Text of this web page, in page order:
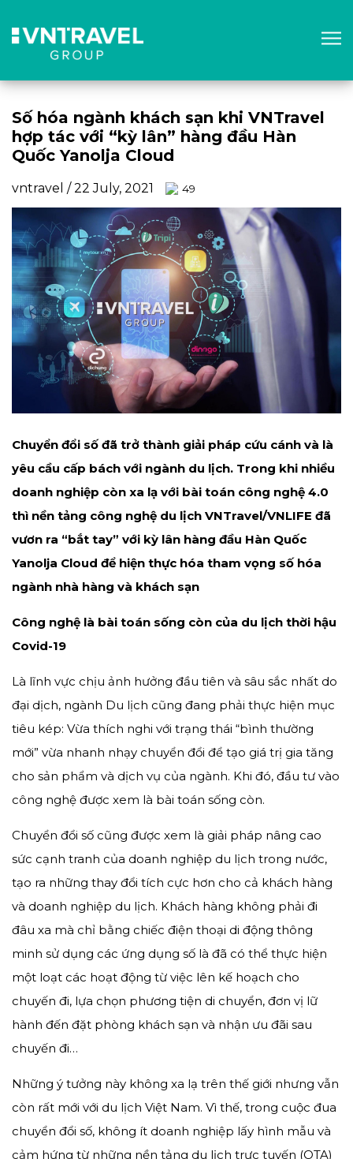
Số hóa ngành khách sạn khi VNTravel
hợp tác với “kỳ lân” hàng đầu Hàn
Quốc Yanolja Cloud
vntravel / 22 July, 2021 49
Chuyển đổi số đã trở thành giải pháp cứu cánh và là
yêu cầu cấp bách với ngành du lịch. Trong khi nhiều
doanh nghiệp còn xa lạ với bài toán công nghệ 4.0
thì nền tảng công nghệ du lịch VNTravel/VNLIFE đã
vươn ra “bắt tay” với kỳ lân hàng đầu Hàn Quốc
Yanolja Cloud để hiện thực hóa tham vọng số hóa
ngành nhà hàng và khách sạn
Công nghệ là bài toán sống còn của du lịch thời hậu
Covid-19
Là lĩnh vực chịu ảnh hưởng đầu tiên và sâu sắc nhất do
đại dịch, ngành Du lịch cũng đang phải thực hiện mục
tiêu kép: Vừa thích nghi với trạng thái “bình thường
mới” vừa nhanh nhạy chuyển đổi để tạo giá trị gia tăng
cho sản phẩm và dịch vụ của ngành. Khi đó, đầu tư vào
công nghệ được xem là bài toán sống còn.
Chuyển đổi số cũng được xem là giải pháp nâng cao
sức cạnh tranh của doanh nghiệp du lịch trong nước,
tạo ra những thay đổi tích cực hơn cho cả khách hàng
và doanh nghiệp du lịch. Khách hàng không phải đi
đâu xa mà chỉ bằng chiếc điện thoại di động thông
minh sử dụng các ứng dụng số là đã có thể thực hiện
một loạt các hoạt động từ việc lên kế hoạch cho
chuyến đi, lựa chọn phương tiện di chuyển, đơn vị lữ
hành đến đặt phòng khách sạn và nhận ưu đãi sau
chuyến đi…
Những ý tưởng này không xa lạ trên thế giới nhưng vẫn
còn rất mới với du lịch Việt Nam. Vì thế, trong cuộc đua
chuyển đổi số, không ít doanh nghiệp lấy hình mẫu và
cảm hứng từ những nền tảng du lịch trực tuyến (OTA)